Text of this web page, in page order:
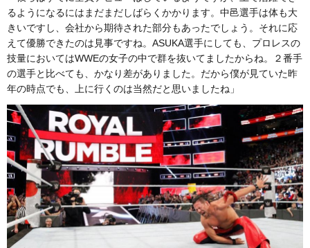
るようになるにはまだまだしばらくかかります。中邑選手は体も大
きいですし、会社から期待された部分もあったでしょう。それに応
えて優勝できたのは見事ですね。ASUKA選手にしても、プロレスの
技量においてはWWEの女子の中で群を抜いてましたからね。２番手
の選手と比べても、かなり差がありました。だから僕が見ていた昨
年の時点でも、上に行くのは当然だと思いましたね」